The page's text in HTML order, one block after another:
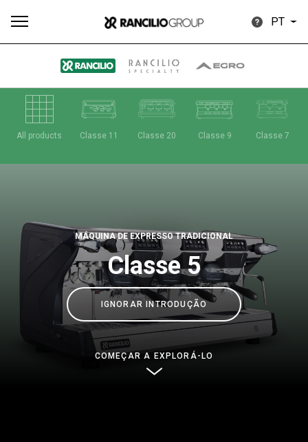
PT
All products Classe 11 Classe 20 Classe 9 Classe 7
MÁQUINA DE EXPRESSO TRADICIONAL
Classe 5
IGNORAR INTRODUÇÃO
COMEÇAR A EXPLORÁ-LO
Todos Produtos Notícias Descarregar Mais
Our brands
Group
Notícias